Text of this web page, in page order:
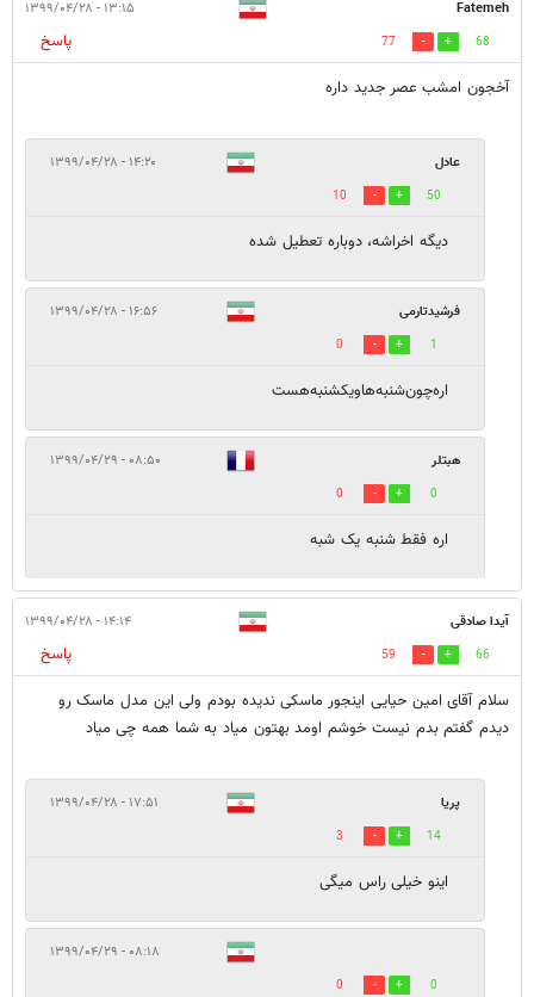
Fatemeh ۱۳:۱۵ - ۱۳۹۹/۰۴/۲۸
68
77
پاسخ
آخجون امشب عصر جدید داره
عادل ۱۴:۲۰ - ۱۳۹۹/۰۴/۲۸
50
10
دیگه اخراشه، دوباره تعطیل شده
فرشید‌تارمی ۱۶:۵۶ - ۱۳۹۹/۰۴/۲۸
1
0
اره‌‌چون‌شنبه‌ها‌ویکشنبه‌هست‌‌
هبتلر ۰۸:۵۰ - ۱۳۹۹/۰۴/۲۹
0
0
اره فقط شنبه یک شبه
آیدا صادقی ۱۴:۱۴ - ۱۳۹۹/۰۴/۲۸
66
59
پاسخ
سلام آقای امین حیایی اینجور ماسکی ندیده بودم ولی این مدل ماسک رو
دیدم گفتم بدم نیست خوشم اومد بهتون میاد به شما همه چی میاد
پریا ۱۷:۵۱ - ۱۳۹۹/۰۴/۲۸
14
3
اینو خیلی راس میگی
۰۸:۱۸ - ۱۳۹۹/۰۴/۲۹
0
0